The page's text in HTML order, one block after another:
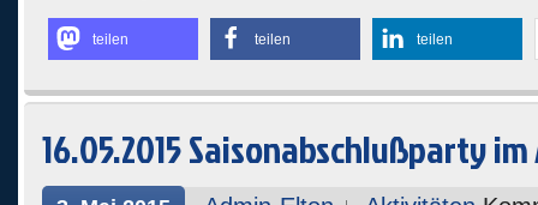
teilen teilen teilen
16.05.2015 Saisonabschlußparty